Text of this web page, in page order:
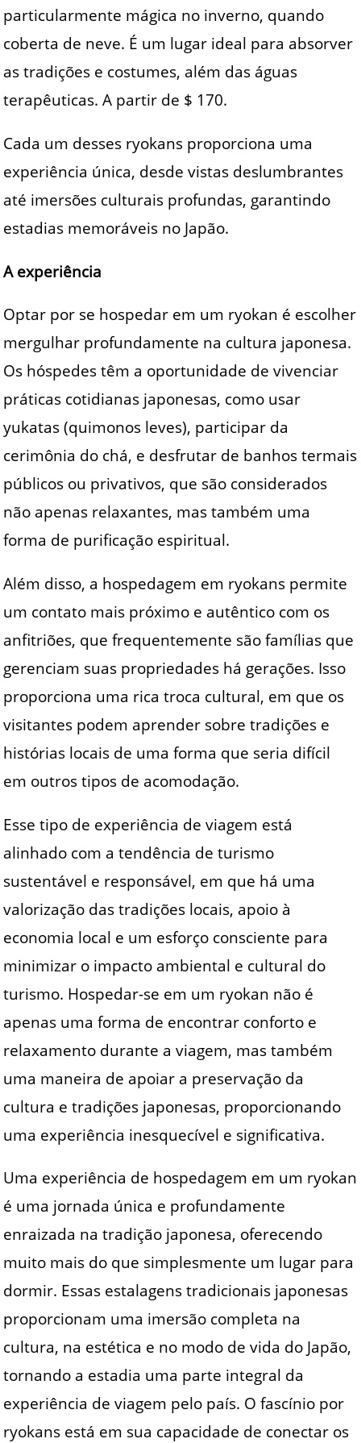
particularmente mágica no inverno, quando
coberta de neve. É um lugar ideal para absorver
as tradições e costumes, além das águas
terapêuticas. A partir de $ 170.
Cada um desses ryokans proporciona uma
experiência única, desde vistas deslumbrantes
até imersões culturais profundas, garantindo
estadias memoráveis no Japão.
A experiência
Optar por se hospedar em um ryokan é escolher
mergulhar profundamente na cultura japonesa.
Os hóspedes têm a oportunidade de vivenciar
práticas cotidianas japonesas, como usar
yukatas (quimonos leves), participar da
cerimônia do chá, e desfrutar de banhos termais
públicos ou privativos, que são considerados
não apenas relaxantes, mas também uma
forma de purificação espiritual.
Além disso, a hospedagem em ryokans permite
um contato mais próximo e autêntico com os
anfitriões, que frequentemente são famílias que
gerenciam suas propriedades há gerações. Isso
proporciona uma rica troca cultural, em que os
visitantes podem aprender sobre tradições e
histórias locais de uma forma que seria difícil
em outros tipos de acomodação.
Esse tipo de experiência de viagem está
alinhado com a tendência de turismo
sustentável e responsável, em que há uma
valorização das tradições locais, apoio à
economia local e um esforço consciente para
minimizar o impacto ambiental e cultural do
turismo. Hospedar-se em um ryokan não é
apenas uma forma de encontrar conforto e
relaxamento durante a viagem, mas também
uma maneira de apoiar a preservação da
cultura e tradições japonesas, proporcionando
uma experiência inesquecível e significativa.
Uma experiência de hospedagem em um ryokan
é uma jornada única e profundamente
enraizada na tradição japonesa, oferecendo
muito mais do que simplesmente um lugar para
dormir. Essas estalagens tradicionais japonesas
proporcionam uma imersão completa na
cultura, na estética e no modo de vida do Japão,
tornando a estadia uma parte integral da
experiência de viagem pelo país. O fascínio por
ryokans está em sua capacidade de conectar os